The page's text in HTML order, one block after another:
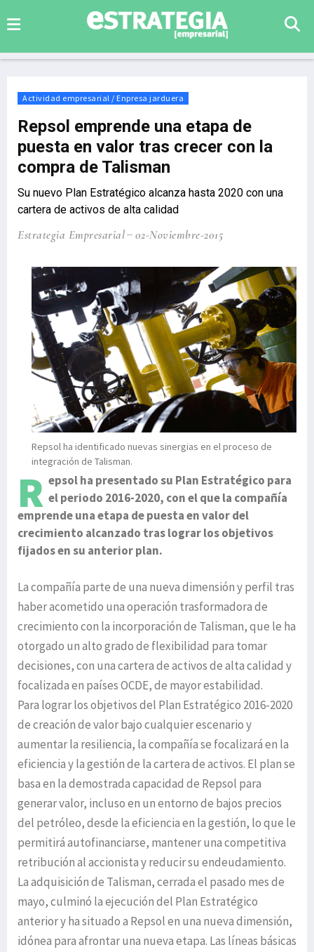
Actividad empresarial / Enpresa jarduera
Repsol emprende una etapa de
puesta en valor tras crecer con la
compra de Talisman
Su nuevo Plan Estratégico alcanza hasta 2020 con una
cartera de activos de alta calidad
Estrategia Empresarial 02-Noviembre-2015
Repsol ha identificado nuevas sinergias en el proceso de
integración de Talisman.
R epsol ha presentado su Plan Estratégico para
el periodo 2016-2020, con el que la compañía
emprende una etapa de puesta en valor del
crecimiento alcanzado tras lograr los objetivos
fijados en su anterior plan.
La compañía parte de una nueva dimensión y perfil tras
haber acometido una operación trasformadora de
crecimiento con la incorporación de Talisman, que le ha
otorgado un alto grado de flexibilidad para tomar
decisiones, con una cartera de activos de alta calidad y
focalizada en países OCDE, de mayor estabilidad.
Para lograr los objetivos del Plan Estratégico 2016-2020
de creación de valor bajo cualquier escenario y
aumentar la resiliencia, la compañía se focalizará en la
eficiencia y la gestión de la cartera de activos. El plan se
basa en la demostrada capacidad de Repsol para
generar valor, incluso en un entorno de bajos precios
del petróleo, desde la eficiencia en la gestión, lo que le
permitirá autofinanciarse, mantener una competitiva
retribución al accionista y reducir su endeudamiento.
La adquisición de Talisman, cerrada el pasado mes de
mayo, culminó la ejecución del Plan Estratégico
anterior y ha situado a Repsol en una nueva dimensión,
idónea para afrontar una nueva etapa. Las líneas básicas